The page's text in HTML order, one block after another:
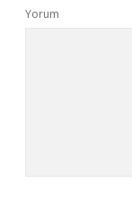
Yorum